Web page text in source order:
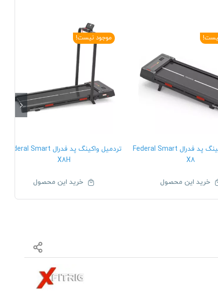
تردمیل واکینگ پد فدرال Federal Smart
X8
خرید این محصول
موجود نیست!
تردمیل واکینگ پد فدرال Federal Smart
X8H
خرید این محصول